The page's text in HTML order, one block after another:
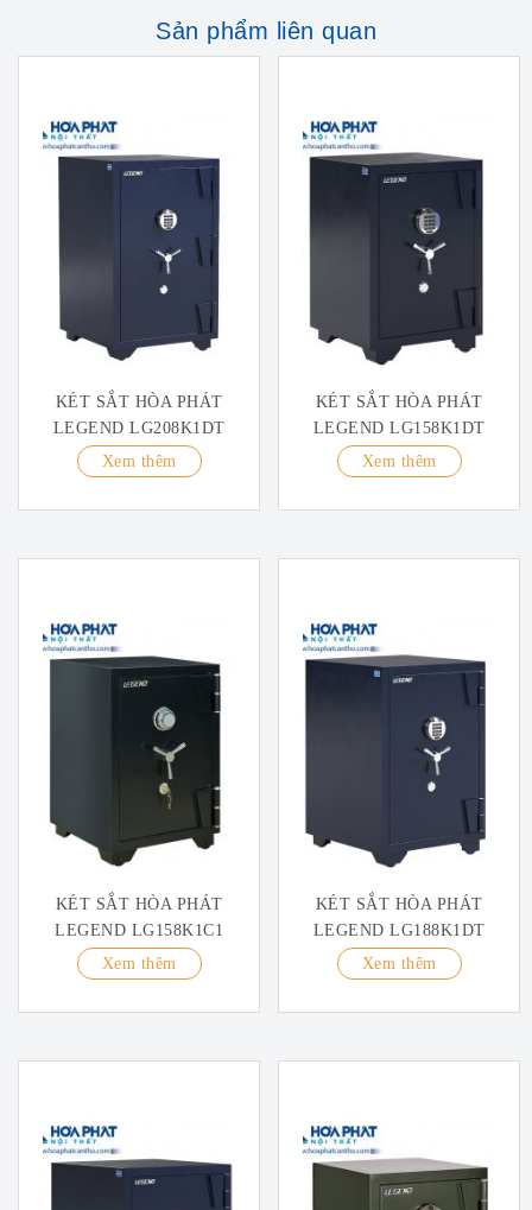
Sản phẩm liên quan
KÉT SẮT HÒA PHÁT
LEGEND LG208K1DT
Xem thêm
KÉT SẮT HÒA PHÁT
LEGEND LG158K1DT
Xem thêm
KÉT SẮT HÒA PHÁT
LEGEND LG158K1C1
Xem thêm
KÉT SẮT HÒA PHÁT
LEGEND LG188K1DT
Xem thêm